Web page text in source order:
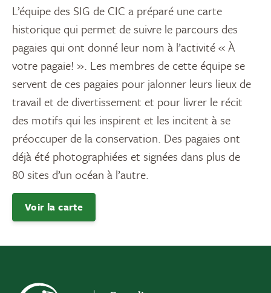
L’équipe des SIG de CIC a préparé une carte
historique qui permet de suivre le parcours des
pagaies qui ont donné leur nom à l’activité « À
votre pagaie! ». Les membres de cette équipe se
servent de ces pagaies pour jalonner leurs lieux de
travail et de divertissement et pour livrer le récit
des motifs qui les inspirent et les incitent à se
préoccuper de la conservation. Des pagaies ont
déjà été photographiées et signées dans plus de
80 sites d’un océan à l’autre.
Voir la carte